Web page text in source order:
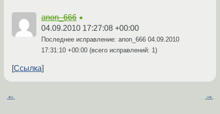
anon_666 ★
04.09.2010 17:27:08 +00:00
Последнее исправление: anon_666 04.09.2010
17:31:10 +00:00 (всего исправлений: 1)
Ссылка
← →